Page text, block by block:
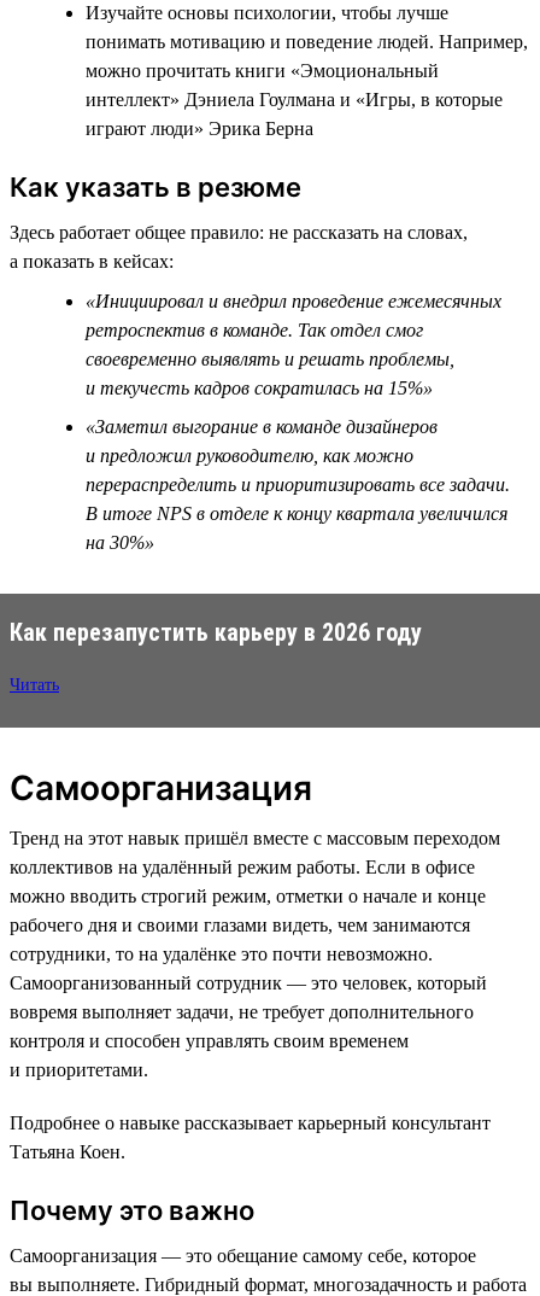
Изучайте основы психологии, чтобы лучше
понимать мотивацию и поведение людей. Например,
можно прочитать книги «Эмоциональный
интеллект» Дэниела Гоулмана и «Игры, в которые
играют люди» Эрика Берна
Как указать в резюме
Здесь работает общее правило: не рассказать на словах,
а показать в кейсах:
«Инициировал и внедрил проведение ежемесячных
ретроспектив в команде. Так отдел смог
своевременно выявлять и решать проблемы,
и текучесть кадров сократилась на 15%»
«Заметил выгорание в команде дизайнеров
и предложил руководителю, как можно
перераспределить и приоритизировать все задачи.
В итоге NPS в отделе к концу квартала увеличился
на 30%»
Как перезапустить карьеру в 2026 году
Читать
Самоорганизация
Тренд на этот навык пришёл вместе с массовым переходом
коллективов на удалённый режим работы. Если в офисе
можно вводить строгий режим, отметки о начале и конце
рабочего дня и своими глазами видеть, чем занимаются
сотрудники, то на удалёнке это почти невозможно.
Самоорганизованный сотрудник — это человек, который
вовремя выполняет задачи, не требует дополнительного
контроля и способен управлять своим временем
и приоритетами.
Подробнее о навыке рассказывает карьерный консультант
Татьяна Коен.
Почему это важно
Самоорганизация — это обещание самому себе, которое
вы выполняете. Гибридный формат, многозадачность и работа